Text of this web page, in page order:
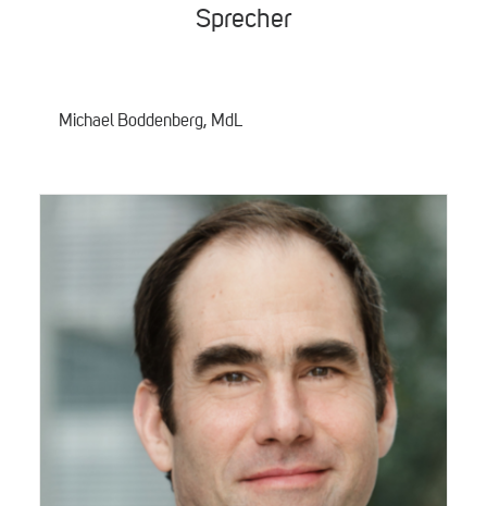
Sprecher
Michael Boddenberg, MdL